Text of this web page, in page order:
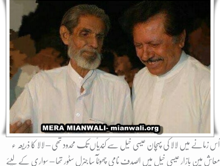
اُس زمانے میں لالا کی پہچان عیسی خیل سے کُندیاًں تک محدود تھی – لالا کا ذریعہ ء
معاش مین بازار عیسی خیل میں الصدف نامی چھوٹآ سا جنرل سٹور تھا – سواری کے لیئے